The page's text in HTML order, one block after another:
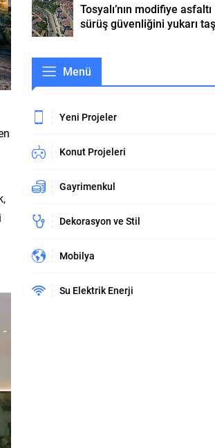
Tosyalı’nın modifiye asfaltı
sürüş güvenliğini yukarı
Menü
Yeni Projeler
Konut Projeleri
Gayrimenkul
Dekorasyon ve Stil
Mobilya
Su Elektrik Enerji